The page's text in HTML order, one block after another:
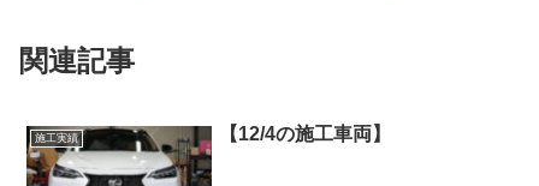
関連記事
施工実績 【12/4の施工車両】